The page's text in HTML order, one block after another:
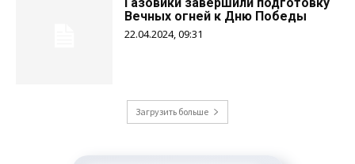
Вечных огней к Дню Победы
22.04.2024, 09:31
Загрузить больше